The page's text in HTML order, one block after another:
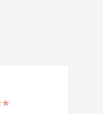
07.12.2024